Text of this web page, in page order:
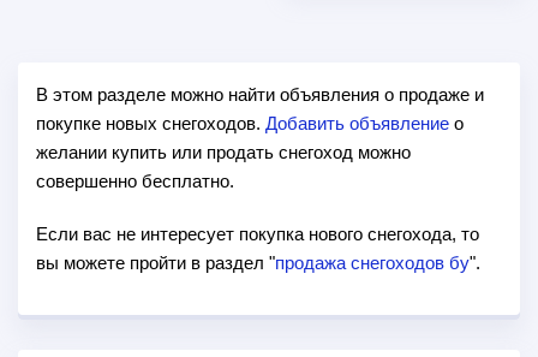
В этом разделе можно найти объявления о продаже и
покупке новых снегоходов. Добавить объявление о
желании купить или продать снегоход можно
совершенно бесплатно.
Если вас не интересует покупка нового снегохода, то
вы можете пройти в раздел "продажа снегоходов бу".